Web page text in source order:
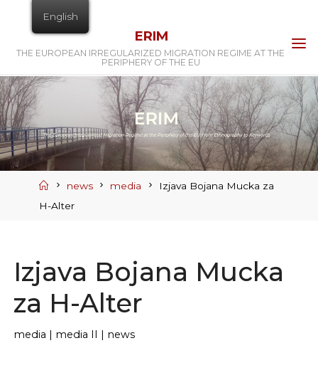
content
ERIM
THE EUROPEAN IRREGULARIZED MIGRATION REGIME AT THE
PERIPHERY OF THE EU
Home
news media
Izjava Bojana Mucka za
H-Alter
Izjava Bojana Mucka
za H-Alter
media | media II | news
English